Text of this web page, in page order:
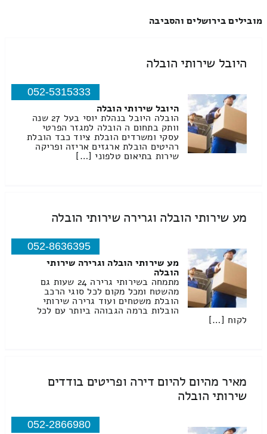
מובילים בירושלים והסביבה
היובל שירותי הובלה
052-5315333
היובל שירותי הובלה
הובלה היובל בנהלת יוסי בעל 27 שנה
וותק בתחום ה הובלה למגזר הפרטי
עסקי ומשרדים הובלת ציוד כבד הובלת
רהיטים הובלת ארגזים אריזה ופריקה
שירות בתיאום טלפוני […]
מע שירותי הובלה וגרירה שירותי הובלה
052-8636395
מע שירותי הובלה וגרירה שירותי
הובלה
מתמחה בשירותי גרירה 24 שעות גם
מהשטח ומכל מקום לכל סוגי הרכב
הובלת משטחים ועוד גרירה שירותי
הובלות ברמה הגבוהה ביותר עם לכל
לקוח […]
מאיר מהיום להיום דירה ופריטים בודדים
שירותי הובלה
052-2866980